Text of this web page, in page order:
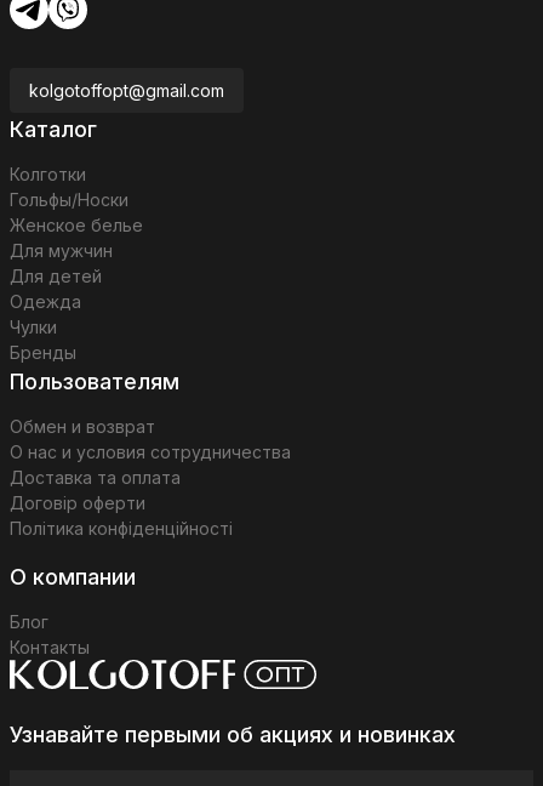
kolgotoffopt@gmail.com
Каталог
Колготки
Гольфы/Носки
Женское белье
Для мужчин
Для детей
Одежда
Чулки
Бренды
Пользователям
Обмен и возврат
О нас и условия сотрудничества
Доставка та оплата
Договір оферти
Політика конфіденційності
О компании
Блог
Контакты
Узнавайте первыми об акциях и новинках